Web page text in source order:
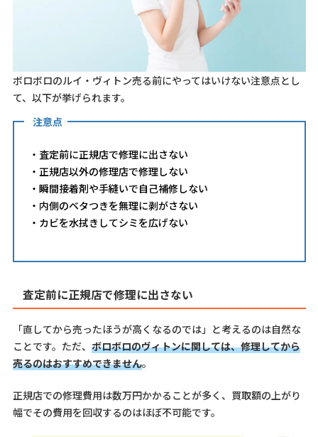
ボロボロのルイ・ヴィトン売る前にやってはいけない注意点とし
て、以下が挙げられます。
注意点
・査定前に正規店で修理に出さない
・正規店以外の修理店で修理しない
・瞬間接着剤や手縫いで自己補修しない
・内側のベタつきを無理に剥がさない
・カビを水拭きしてシミを広げない
査定前に正規店で修理に出さない
「直してから売ったほうが高くなるのでは」と考えるのは自然な
ことです。ただ、 ボロボロのヴィトンに関しては、修理してから
売るのはおすすめできません。
正規店での修理費用は数万円かかることが多く、買取額の上がり
幅でその費用を回収するのはほぼ不可能です。